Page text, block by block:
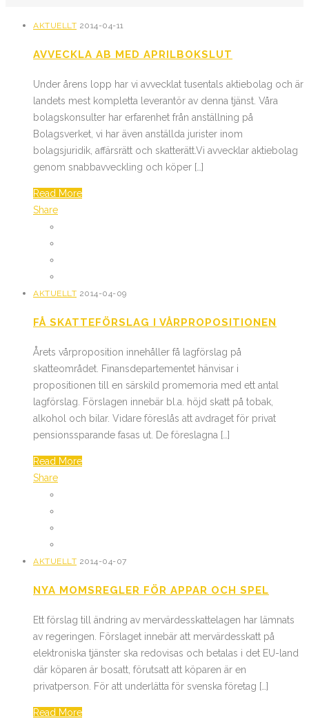
AKTUELLT 2014-04-11
AVVECKLA AB MED APRILBOKSLUT
Under årens lopp har vi avvecklat tusentals aktiebolag och är
landets mest kompletta leverantör av denna tjänst. Våra
bolagskonsulter har erfarenhet från anställning på
Bolagsverket, vi har även anställda jurister inom
bolagsjuridik, affärsrätt och skatterätt.Vi avvecklar aktiebolag
genom snabbavveckling och köper […]
Read More
Share
AKTUELLT 2014-04-09
FÅ SKATTEFÖRSLAG I VÅRPROPOSITIONEN
Årets vårproposition innehåller få lagförslag på
skatteområdet. Finansdepartementet hänvisar i
propositionen till en särskild promemoria med ett antal
lagförslag. Förslagen innebär bl.a. höjd skatt på tobak,
alkohol och bilar. Vidare föreslås att avdraget för privat
pensionssparande fasas ut. De föreslagna […]
Read More
Share
AKTUELLT 2014-04-07
NYA MOMSREGLER FÖR APPAR OCH SPEL
Ett förslag till ändring av mervärdesskattelagen har lämnats
av regeringen. Förslaget innebär att mervärdesskatt på
elektroniska tjänster ska redovisas och betalas i det EU-land
där köparen är bosatt, förutsatt att köparen är en
privatperson. För att underlätta för svenska företag […]
Read More